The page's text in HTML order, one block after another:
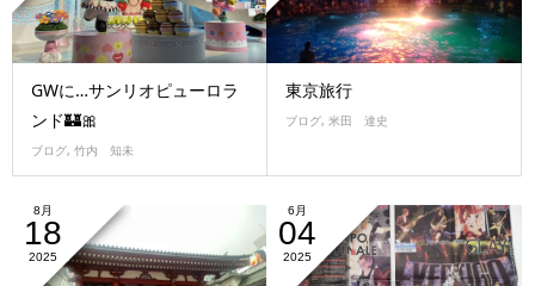
GWに…サンリオピューロラ
ンド🏰🎀
ブログ, 竹内 知未
東京旅行
ブログ, 米田 達史
8月
18
2025
6月
04
2025